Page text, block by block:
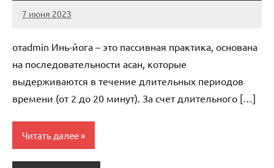
7 июня 2023
scuralets_ru
Нет
отadmin Инь-йога – это пассивная практика, основана
на последовательности асан, которые
выдерживаются в течение длительных периодов
времени (от 2 до 20 минут). За счет длительного […]
Читать далее